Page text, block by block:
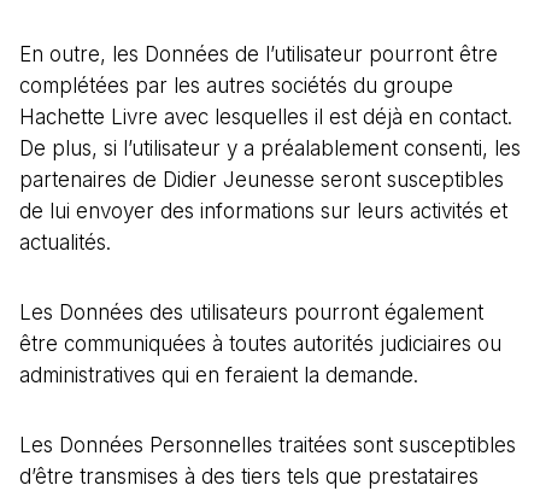
En outre, les Données de l’utilisateur pourront être
complétées par les autres sociétés du groupe
Hachette Livre avec lesquelles il est déjà en contact.
De plus, si l’utilisateur y a préalablement consenti, les
partenaires de Didier Jeunesse seront susceptibles
de lui envoyer des informations sur leurs activités et
actualités.
Les Données des utilisateurs pourront également
être communiquées à toutes autorités judiciaires ou
administratives qui en feraient la demande.
Les Données Personnelles traitées sont susceptibles
d’être transmises à des tiers tels que prestataires